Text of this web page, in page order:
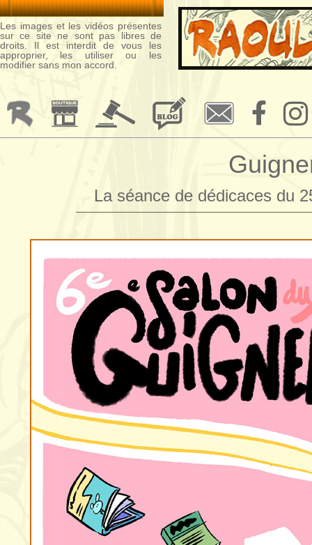
Les images et les vidéos présentes
sur ce site ne sont pas libres de
droits. Il est interdit de vous les
approprier, les utiliser ou les
modifier sans mon accord.
La séance de dédicaces du